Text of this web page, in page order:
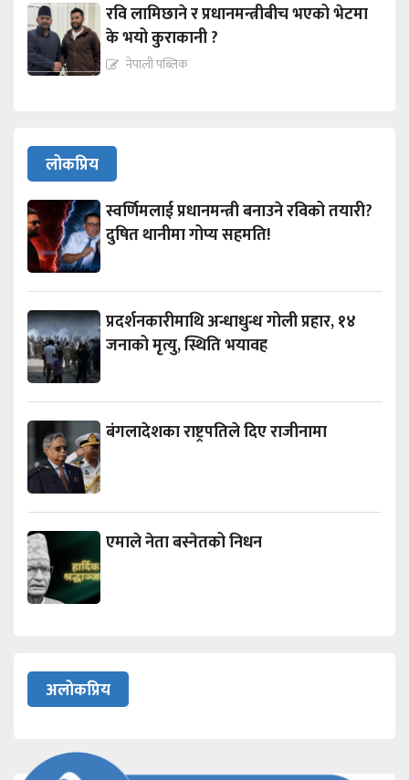
रवि लामिछाने र प्रधानमन्त्रीबीच भएको भेटमा
के भयो कुराकानी ?
नेपाली पब्लिक
लोकप्रिय
स्वर्णिमलाई प्रधानमन्त्री बनाउने रविको तयारी?
दुषित थानीमा गोप्य सहमति!
प्रदर्शनकारीमाथि अन्धाधुन्ध गोली प्रहार, १४
जनाको मृत्यु, स्थिति भयावह
बंगलादेशका राष्ट्रपतिले दिए राजीनामा
एमाले नेता बस्नेतको निधन
अलोकप्रिय